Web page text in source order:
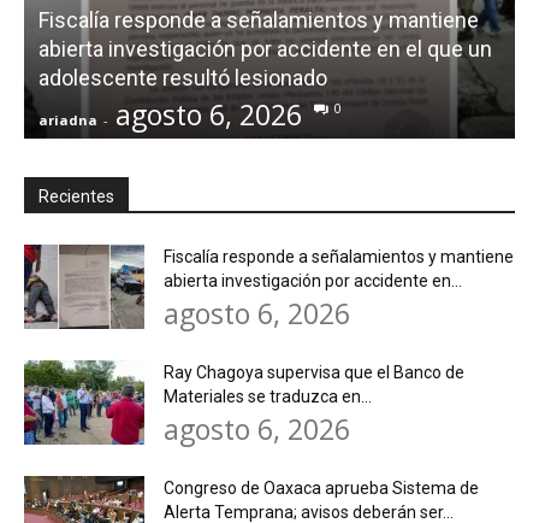
Fiscalía responde a señalamientos y mantiene
abierta investigación por accidente en el que un
adolescente resultó lesionado
ariadna - agosto 6, 2026 0
Recientes
Fiscalía responde a señalamientos y mantiene
abierta investigación por accidente en...
agosto 6, 2026
Ray Chagoya supervisa que el Banco de
Materiales se traduzca en...
agosto 6, 2026
Congreso de Oaxaca aprueba Sistema de
Alerta Temprana; avisos deberán ser...